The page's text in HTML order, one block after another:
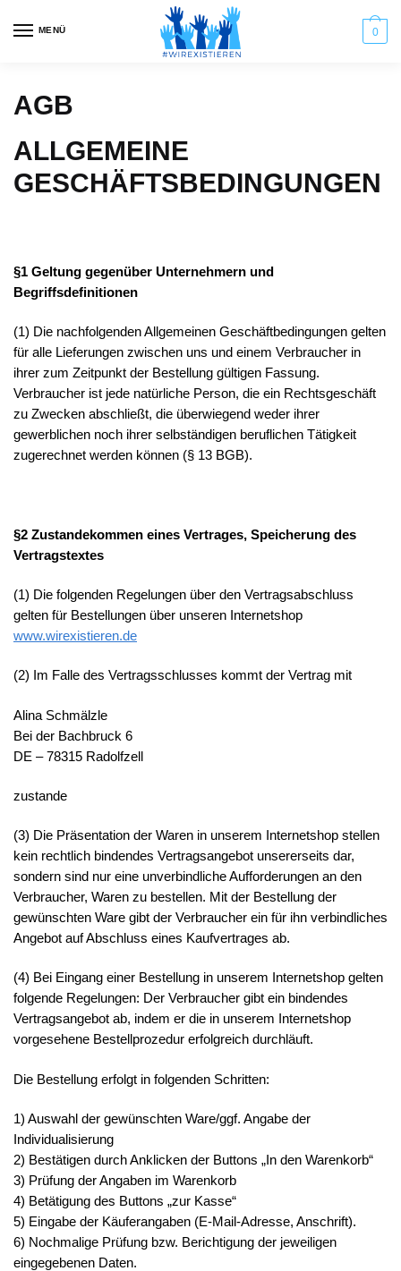
MENÜ 0
AGB
ALLGEMEINE
GESCHÄFTSBEDINGUNGEN
§1 Geltung gegenüber Unternehmern und
Begriffsdefinitionen
(1) Die nachfolgenden Allgemeinen Geschäftbedingungen gelten
für alle Lieferungen zwischen uns und einem Verbraucher in
ihrer zum Zeitpunkt der Bestellung gültigen Fassung.
Verbraucher ist jede natürliche Person, die ein Rechtsgeschäft
zu Zwecken abschließt, die überwiegend weder ihrer
gewerblichen noch ihrer selbständigen beruflichen Tätigkeit
zugerechnet werden können (§ 13 BGB).
§2 Zustandekommen eines Vertrages, Speicherung des
Vertragstextes
(1) Die folgenden Regelungen über den Vertragsabschluss
gelten für Bestellungen über unseren Internetshop
www.wirexistieren.de
(2) Im Falle des Vertragsschlusses kommt der Vertrag mit
Alina Schmälzle
Bei der Bachbruck 6
DE – 78315 Radolfzell
zustande
(3) Die Präsentation der Waren in unserem Internetshop stellen
kein rechtlich bindendes Vertragsangebot unsererseits dar,
sondern sind nur eine unverbindliche Aufforderungen an den
Verbraucher, Waren zu bestellen. Mit der Bestellung der
gewünschten Ware gibt der Verbraucher ein für ihn verbindliches
Angebot auf Abschluss eines Kaufvertrages ab.
(4) Bei Eingang einer Bestellung in unserem Internetshop gelten
folgende Regelungen: Der Verbraucher gibt ein bindendes
Vertragsangebot ab, indem er die in unserem Internetshop
vorgesehene Bestellprozedur erfolgreich durchläuft.
Die Bestellung erfolgt in folgenden Schritten:
1) Auswahl der gewünschten Ware/ggf. Angabe der
Individualisierung
2) Bestätigen durch Anklicken der Buttons „In den Warenkorb“
3) Prüfung der Angaben im Warenkorb
4) Betätigung des Buttons „zur Kasse“
5) Eingabe der Käuferangaben (E-Mail-Adresse, Anschrift).
6) Nochmalige Prüfung bzw. Berichtigung der jeweiligen
eingegebenen Daten.